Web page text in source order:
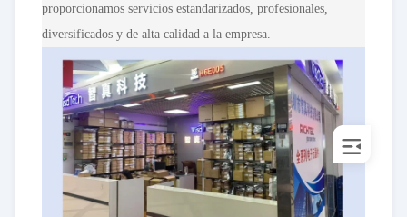
proporcionamos servicios estandarizados, profesionales,
diversificados y de alta calidad a la empresa.